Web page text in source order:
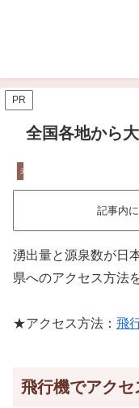
PR
全国各地から
未分類
記事内
湧出量と源泉数が日
県へのアクセス方法
★アクセス方法： 飛
飛行機でアクセ